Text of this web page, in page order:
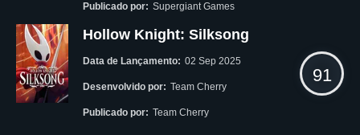
Publicado por: Supergiant Games
Hollow Knight: Silksong
Data de Lançamento: 02 Sep 2025
Desenvolvido por: Team Cherry
Publicado por: Team Cherry
91